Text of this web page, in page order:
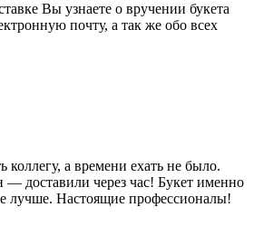
Вы узнаете о вручении букета
почту, а так же обо всех
а времени ехать не было.
— доставили через час! Букет именно
лучше. Настоящие профессионалы!